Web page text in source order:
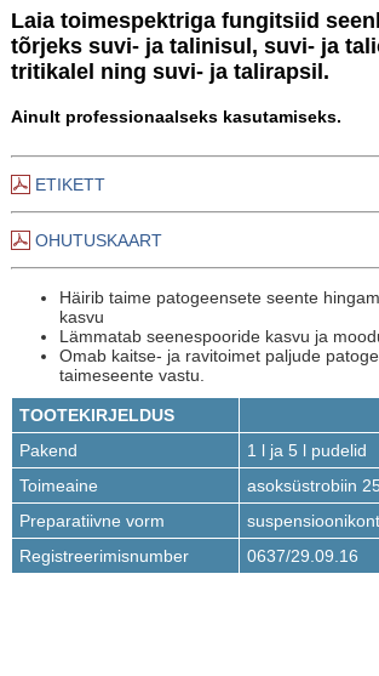
Laia toimespektriga fungitsiid
tõrjeks suvi- ja talinisul, suvi- ja
tritikalel ning suvi- ja talirapsil.
Ainult professionaalseks kasutamiseks.
ETIKETT
OHUTUSKAART
Häirib taime patogeensete seente
kasvu
Lämmatab seenespooride kasvu ja
Omab kaitse- ja ravitoimet paljude
taimeseente vastu.
TOOTEKIRJELDUS
Pakend
1 l ja 5 l pudelid
Toimeaine
asoksüstrobiin
Preparatiivne vorm
Registreerimisnumber
0637/29.09.16